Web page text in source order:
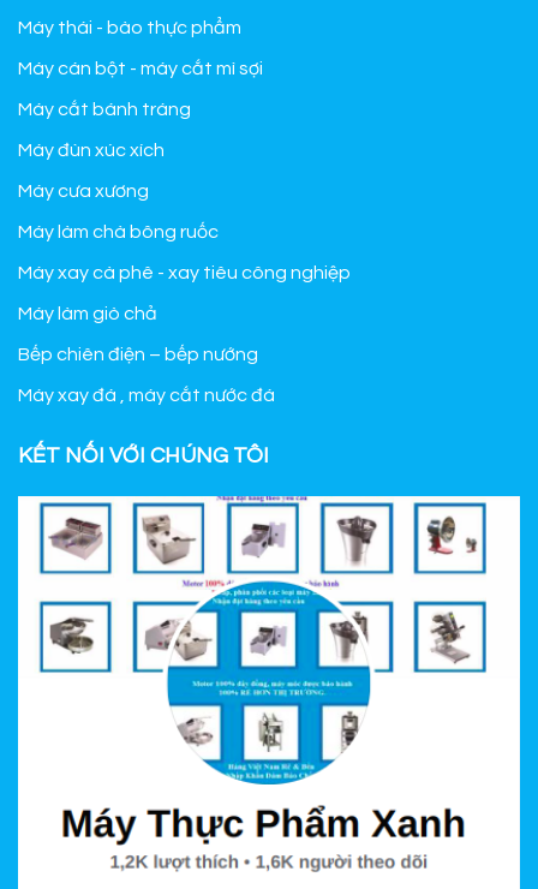
Máy thái - bào thực phẩm
Máy cán bột - máy cắt mì sợi
Máy cắt bánh tráng
Máy đùn xúc xích
Máy cưa xương
Máy làm chà bông ruốc
Máy xay cà phê - xay tiêu công nghiệp
Máy làm giò chả
Bếp chiên điện – bếp nướng
Máy xay đá , máy cắt nước đá
KẾT NỐI VỚI CHÚNG TÔI